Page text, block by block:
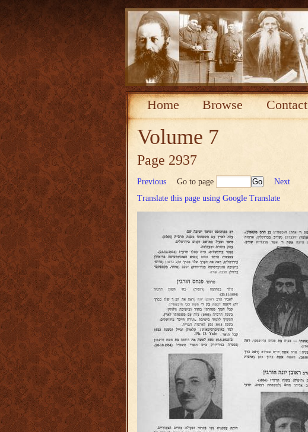
Home Browse Contact
Volume 7
Page 2937
Previous Go to page
Next
Translate this page using Google Translate